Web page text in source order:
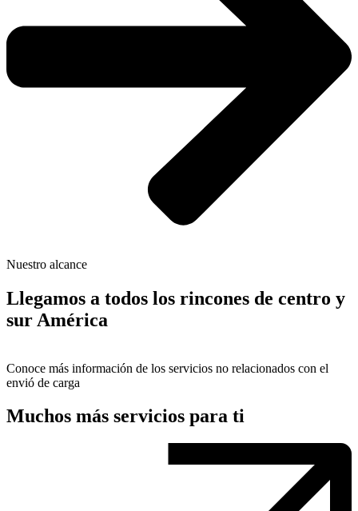
Nuestro alcance
Llegamos a todos los rincones de centro y
sur América
Conoce más información de los servicios no relacionados con el
envió de carga
Muchos más servicios para ti